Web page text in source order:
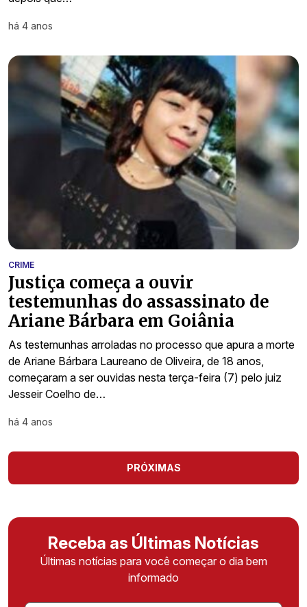
há 4 anos
CRIME
Justiça começa a ouvir
testemunhas do assassinato de
Ariane Bárbara em Goiânia
As testemunhas arroladas no processo que apura a morte
de Ariane Bárbara Laureano de Oliveira, de 18 anos,
começaram a ser ouvidas nesta terça-feira (7) pelo juiz
Jesseir Coelho de…
há 4 anos
PRÓXIMAS
Receba as Últimas Notícias
Últimas notícias para você começar o dia bem
informado